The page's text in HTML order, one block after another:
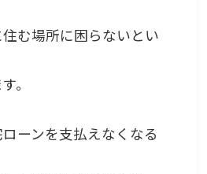
む場所に困らないとい
。
ーンを支払えなくなる